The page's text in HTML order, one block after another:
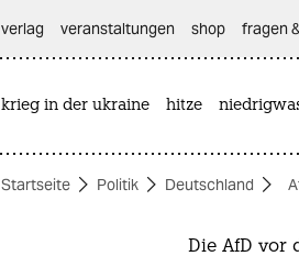
themen
verlag
veranstaltungen shop fragen
krieg in der ukraine hitze
Startseite Politik Deutschland
Die AfD vor